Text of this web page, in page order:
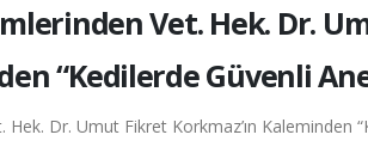
Vet. Hek. Dr.
“Kedilerde Güvenli